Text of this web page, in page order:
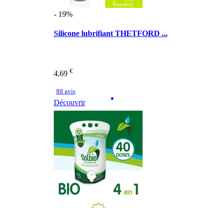
- 19%
Silicone lubrifiant THETFORD ...
4,69 €
88 avis
Découvrir